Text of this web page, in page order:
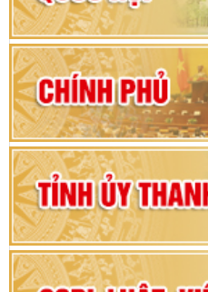
Hướng dẫn quy
khoá XVI và đại
2026-2031
80 năm Quốc
vì sự phát triển
Bộ Chính trị
Đảng bộ tỉnh
2025 - 2030
Đại hội đại biểu
nhiệm kỳ 2025 –
Đại hội Đảng bộ